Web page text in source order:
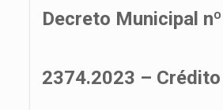
Decreto Municipal nº
2374.2023 – Crédito